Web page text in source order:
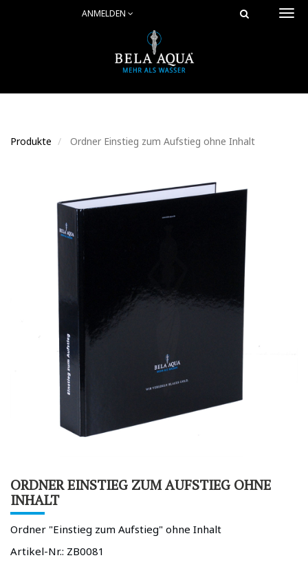
ANMELDEN
Produkte Ordner Einstieg zum Aufstieg ohne Inhalt
ORDNER EINSTIEG ZUM AUFSTIEG OHNE
INHALT
Ordner "Einstieg zum Aufstieg" ohne Inhalt
Artikel-Nr.: ZB0081